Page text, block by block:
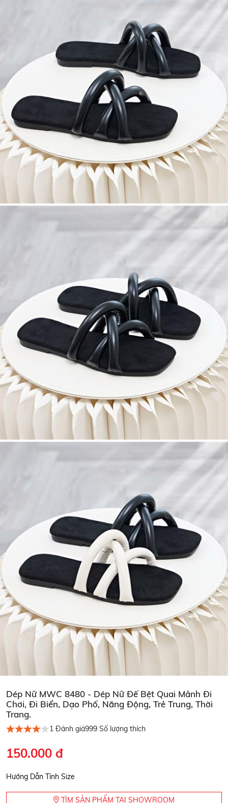
Dép Nữ MWC 8480 - Dép Nữ Đế Bệt Quai Mảnh Đi
Chơi, Đi Biển, Dạo Phố, Năng Động, Trẻ Trung, Thời
Trang.
1 Đánh giá999 Số lượng thích
150.000 đ
Hướng Dẫn Tính Size
TÌM SẢN PHẨM TẠI SHOWROOM